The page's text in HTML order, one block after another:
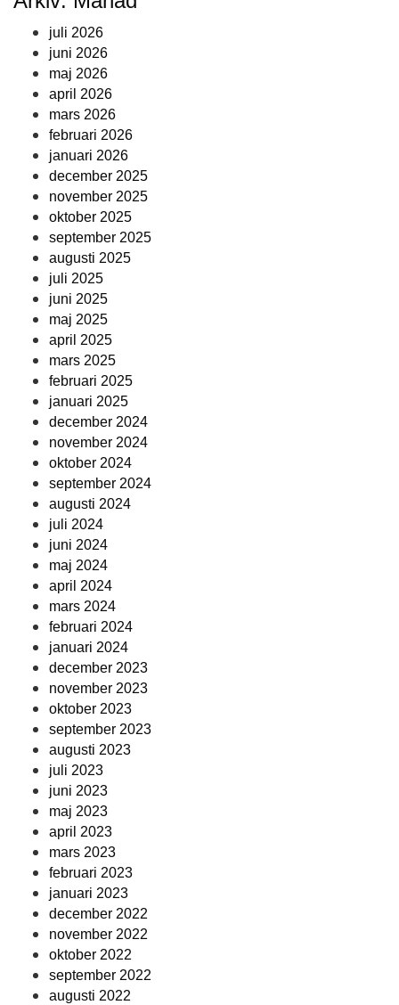
juli 2026
juni 2026
maj 2026
april 2026
mars 2026
februari 2026
januari 2026
december 2025
november 2025
oktober 2025
september 2025
augusti 2025
juli 2025
juni 2025
maj 2025
april 2025
mars 2025
februari 2025
januari 2025
december 2024
november 2024
oktober 2024
september 2024
augusti 2024
juli 2024
juni 2024
maj 2024
april 2024
mars 2024
februari 2024
januari 2024
december 2023
november 2023
oktober 2023
september 2023
augusti 2023
juli 2023
juni 2023
maj 2023
april 2023
mars 2023
februari 2023
januari 2023
december 2022
november 2022
oktober 2022
september 2022
augusti 2022